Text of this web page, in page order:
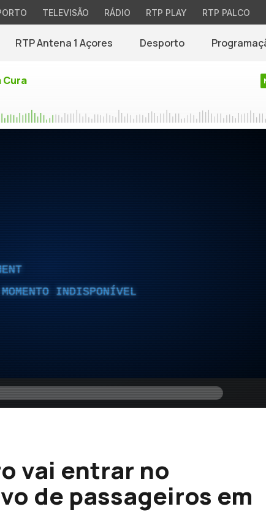
TELEVISÃO RÁDIO RTP PLAY RTP PALCO
RTP Antena 1 Açores Desporto
Cura
INDISPONÍVEL
vai entrar no
de passageiros em